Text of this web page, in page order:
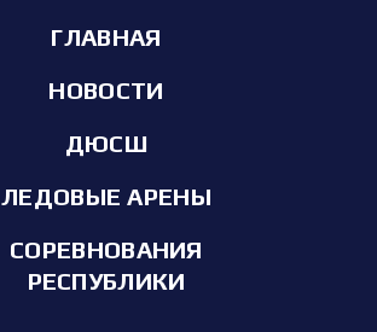
ГЛАВНАЯ
НОВОСТИ
ДЮСШ
ЛЕДОВЫЕ АРЕНЫ
СОРЕВНОВАНИЯ
РЕСПУБЛИКИ